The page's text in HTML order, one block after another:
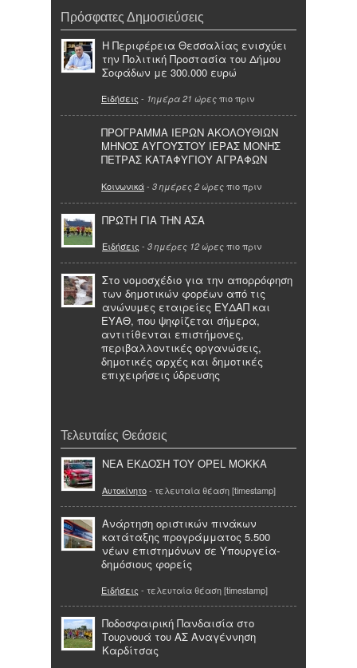
Πρόσφατες Δημοσιεύσεις
Η Περιφέρεια Θεσσαλίας ενισχύει
την Πολιτική Προστασία του Δήμου
Σοφάδων με 300.000 ευρώ
Ειδήσεις - 1ημέρα 21 ώρες πιο πριν
ΠΡΟΓΡΑΜΜΑ ΙΕΡΩΝ ΑΚΟΛΟΥΘΙΩΝ
ΜΗΝΟΣ ΑΥΓΟΥΣΤΟΥ ΙΕΡΑΣ ΜΟΝΗΣ
ΠΕΤΡΑΣ ΚΑΤΑΦΥΓΙΟΥ ΑΓΡΑΦΩΝ
Κοινωνικά- 3 ημέρες 2 ώρες πιο πριν
ΠΡΩΤΗ ΓΙΑ ΤΗΝ ΑΣΑ
Ειδήσεις - 3 ημέρες 12 ώρες πιο πριν
Στο νομοσχέδιο για την απορρόφηση
των δημοτικών φορέων από τις
ανώνυμες εταιρείες ΕΥΔΑΠ και
ΕΥΑΘ, που ψηφίζεται σήμερα,
αντιτίθενται επιστήμονες,
περιβαλλοντικές οργανώσεις,
δημοτικές αρχές και δημοτικές
επιχειρήσεις ύδρευσης
Τελευταίες Θεάσεις
NEA ΕΚΔΟΣΗ ΤΟΥ OPEL MOKKA
Αυτοκίνητο- τελευταία θέαση [timestamp]
Ανάρτηση οριστικών πινάκων
κατάταξης προγράμματος 5.500
νέων επιστημόνων σε Υπουργεία-
δημόσιους φορείς
Ειδήσεις - τελευταία θέαση [timestamp]
Ποδοσφαιρική Πανδαισία στο
Τουρνουά του ΑΣ Αναγέννηση
Καρδίτσας